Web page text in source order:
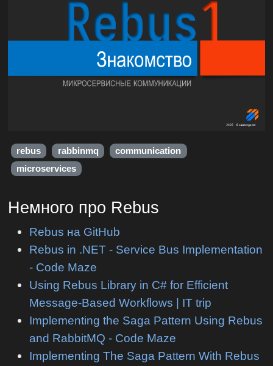
rebus rabbinmq
communication
microservices
Немного про Rebus
Rebus на GitHub
Rebus in .NET - Service Bus Implementation
- Code Maze
Using Rebus Library in C# for Efficient
Message-Based Workflows | IT trip
Implementing the Saga Pattern Using Rebus
and RabbitMQ - Code Maze
Implementing The Saga Pattern With Rebus